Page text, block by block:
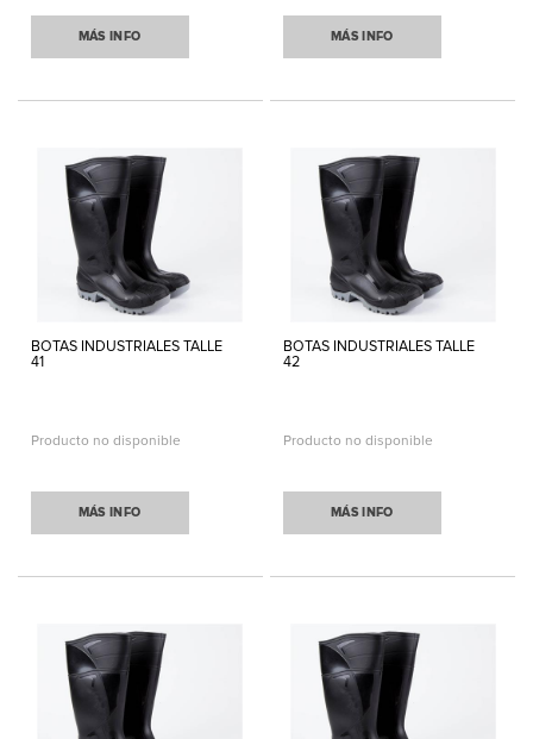
MÁS INFO MÁS INFO
BOTAS INDUSTRIALES TALLE
41
Producto no disponible
MÁS INFO
BOTAS INDUSTRIALES TALLE
42
Producto no disponible
MÁS INFO